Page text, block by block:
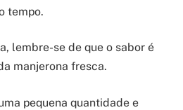
tempo.
lembre-se de que o sabor é
manjerona fresca.
pequena quantidade e